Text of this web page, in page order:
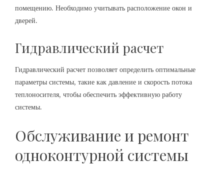
помещению. Необходимо учитывать расположение окон и
дверей.
Гидравлический расчет
Гидравлический расчет позволяет определить оптимальные
параметры системы, такие как давление и скорость потока
теплоносителя, чтобы обеспечить эффективную работу
системы.
Обслуживание и ремонт
одноконтурной системы